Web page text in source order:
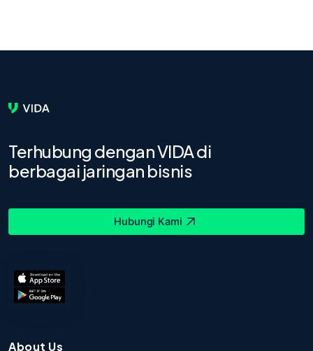
Terhubung dengan VIDA di
berbagai jaringan bisnis
Hubungi Kami
About Us